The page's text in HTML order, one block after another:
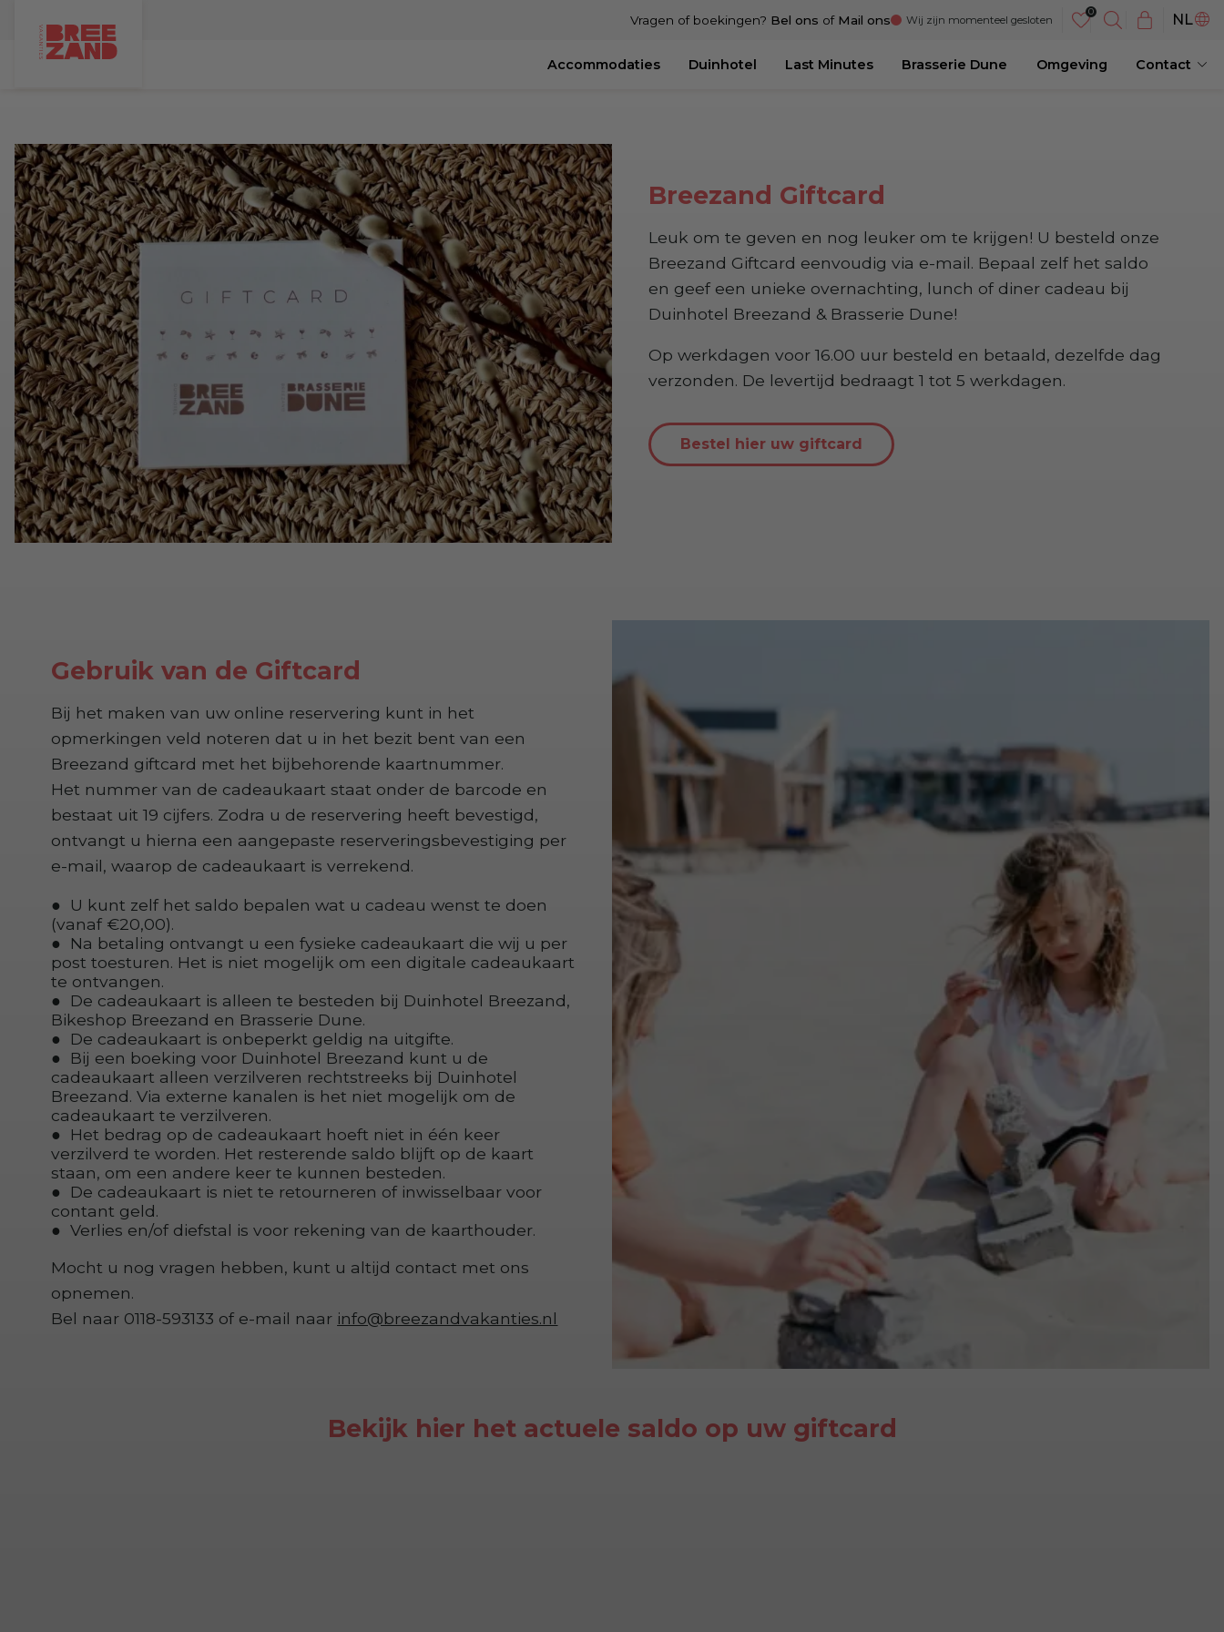
Vragen of boekingen? Bel ons of Mail ons Wij zijn momenteel gesloten NLDE
EN
Accommodaties Duinhotel Last Minutes Brasserie Dune Omgeving Contact
Breezand Giftcard
Leuk om te geven en nog leuker om te krijgen! U besteld onze
Breezand Giftcard eenvoudig via e-mail. Bepaal zelf het saldo
en geef een unieke overnachting, lunch of diner cadeau bij
Duinhotel Breezand & Brasserie Dune!
Op werkdagen voor 16.00 uur besteld en betaald, dezelfde dag
verzonden. De levertijd bedraagt 1 tot 5 werkdagen.
Bestel hier uw giftcard
Gebruik van de Giftcard
Bij het maken van uw online reservering kunt in het
opmerkingen veld noteren dat u in het bezit bent van een
Breezand giftcard met het bijbehorende kaartnummer.
Het nummer van de cadeaukaart staat onder de barcode en
bestaat uit 19 cijfers. Zodra u de reservering heeft bevestigd,
ontvangt u hierna een aangepaste reserveringsbevestiging per
e-mail, waarop de cadeaukaart is verrekend.
U kunt zelf het saldo bepalen wat u cadeau wenst te doen
(vanaf €20,00).
Na betaling ontvangt u een fysieke cadeaukaart die wij u per
post toesturen. Het is niet mogelijk om een digitale cadeaukaart
te ontvangen.
De cadeaukaart is alleen te besteden bij Duinhotel Breezand,
Bikeshop Breezand en Brasserie Dune.
De cadeaukaart is onbeperkt geldig na uitgifte.
Bij een boeking voor Duinhotel Breezand kunt u de
cadeaukaart alleen verzilveren rechtstreeks bij Duinhotel
Breezand. Via externe kanalen is het niet mogelijk om de
cadeaukaart te verzilveren.
Het bedrag op de cadeaukaart hoeft niet in één keer
verzilverd te worden. Het resterende saldo blijft op de kaart
staan, om een andere keer te kunnen besteden.
De cadeaukaart is niet te retourneren of inwisselbaar voor
contant geld.
Verlies en/of diefstal is voor rekening van de kaarthouder.
Mocht u nog vragen hebben, kunt u altijd contact met ons
opnemen.
Bel naar 0118-593133 of e-mail naar info@breezandvakanties.nl
Bekijk hier het actuele saldo op uw giftcard